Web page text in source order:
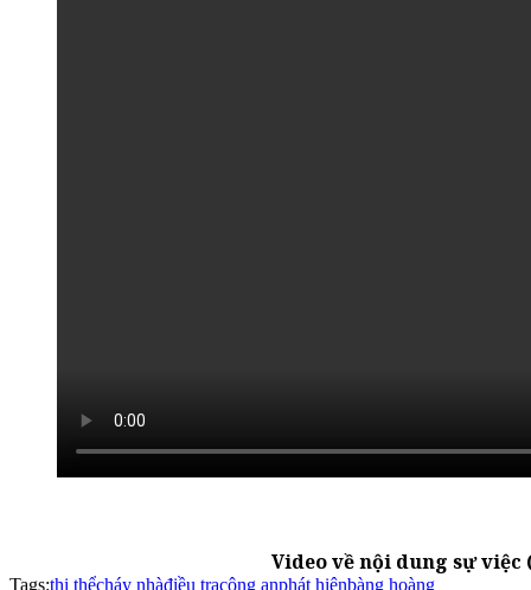
Video về nội dung sự
Tags:thi thểcháy nhàđiều tracông anphát hiệnbàng hoàng